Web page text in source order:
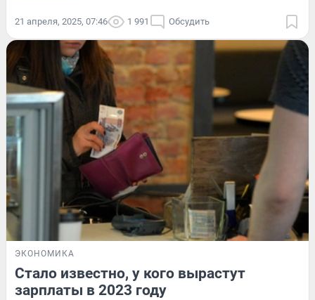
21 апреля, 2025, 07:46 1 991 Обсудить
ЭКОНОМИКА
Стало известно, у кого вырастут
зарплаты в 2023 году